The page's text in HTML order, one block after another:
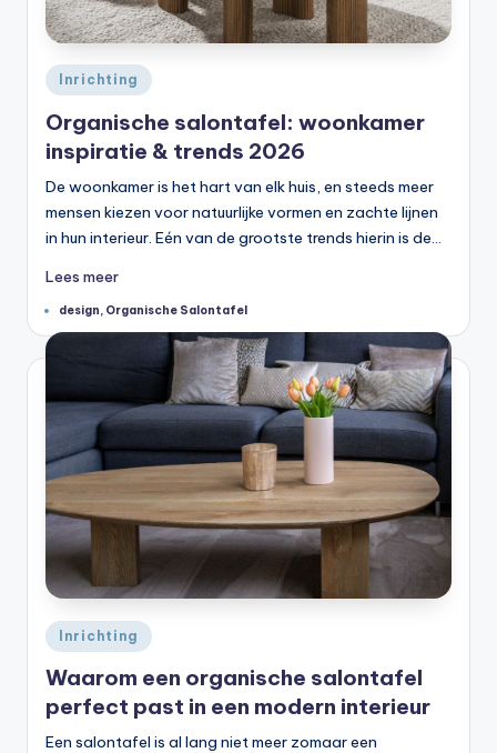
Geplaatst
in
Inrichting
Organische salontafel: woonkamer
inspiratie & trends 2026
De woonkamer is het hart van elk huis, en steeds meer
mensen kiezen voor natuurlijke vormen en zachte lijnen
in hun interieur. Eén van de grootste trends hierin is de…
Lees meer
Tags:design, Organische Salontafel
Geplaatst
in
Inrichting
Waarom een organische salontafel
perfect past in een modern interieur
Een salontafel is al lang niet meer zomaar een